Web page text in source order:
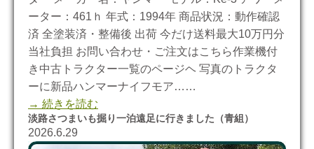
ーター：461ｈ 年式：1994年 商品状況：動作確認
済 全塗装済・整備後 出荷 今だけ送料最大10万円分
当社負担 お問い合わせ・ご注文はこちら作業機付
き中古トラクター一覧のページヘ 写真のトラクタ
ーに新品ハンマーナイフモア……
→ 続きを読む
淡路さつまいも掘り一泊遠足に行きました（青組）
2026.6.29